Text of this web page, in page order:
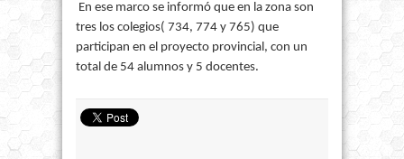
En ese marco se informó que en la zona son
tres los colegios( 734, 774 y 765) que
participan en el proyecto provincial, con un
total de 54 alumnos y 5 docentes.